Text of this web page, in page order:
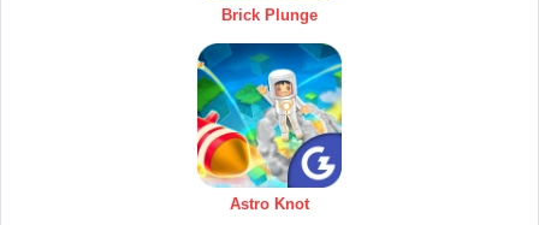
Brick Plunge
Astro Knot